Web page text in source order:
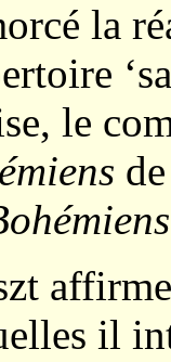
la
le
il